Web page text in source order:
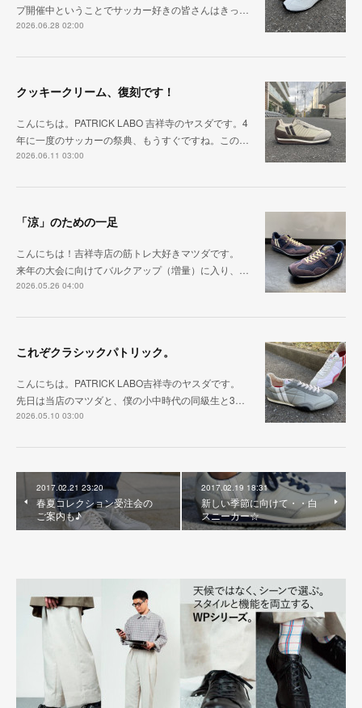
プ開催中ということでサッカー好きの皆さんはきっ…
2026.06.28 02:00
クッキークリーム、復刻です！
こんにちは。PATRICK LABO 吉祥寺のヤスダです。4
年に一度のサッカーの祭典、もうすぐですね。この…
2026.06.11 03:00
「涼」のための一足
こんにちは！吉祥寺店の筋トレ大好きマツダです。
来年の大会に向けてバルクアップ（増量）に入り、…
2026.05.26 04:00
これぞクラシックパトリック。
こんにちは。PATRICK LABO吉祥寺のヤスダです。
先日は当店のマツダと、僕の小中時代の同級生と3…
2026.05.10 03:00
2017.02.21 23:20
春夏コレクション受注会の
ご案内も♪
2017.02.19 18:31
新しい季節に向けて・・白
スニーカー☆